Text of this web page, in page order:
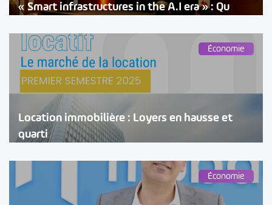
« Smart infrastructures in the A.I era » : Qu
Économie
Location immobilière : Loyers en hausse et
quarti
Économie